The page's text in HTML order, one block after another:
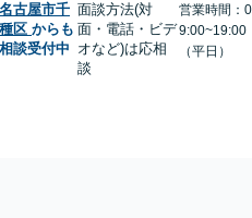
名古屋市千
種区 からも
相談受付中
面談方法(対
面・電話・ビデ
オなど)は応相
談
営業時間：0
9:00~19:00
（平日）